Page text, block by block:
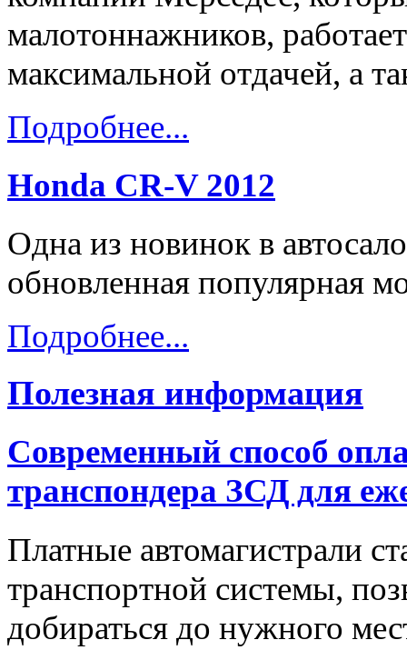
малотоннажников,
максимальной отдачей, а
Подробнее...
Honda CR-V 2012
Одна из новинок в
обновленная популярная
Подробнее...
Полезная информация
Современный способ
транспондера ЗСД для
Платные автомагистрали
транспортной системы,
добираться до нужного